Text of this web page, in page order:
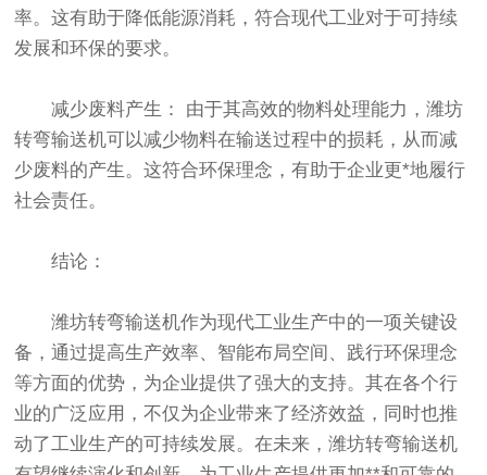
率。这有助于降低能源消耗，符合现代工业对于可持续
发展和环保的要求。
减少废料产生： 由于其高效的物料处理能力，潍坊
转弯输送机可以减少物料在输送过程中的损耗，从而减
少废料的产生。这符合环保理念，有助于企业更*地履行
社会责任。
结论：
潍坊转弯输送机作为现代工业生产中的一项关键设
备，通过提高生产效率、智能布局空间、践行环保理念
等方面的优势，为企业提供了强大的支持。其在各个行
业的广泛应用，不仅为企业带来了经济效益，同时也推
动了工业生产的可持续发展。在未来，潍坊转弯输送机